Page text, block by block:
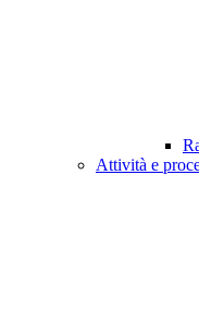
Attività e